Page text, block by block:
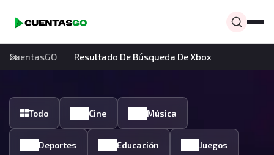
CuentasGO Resultado De Búsqueda De Xbox
Todo Cine Música
Deportes Educación Juegos